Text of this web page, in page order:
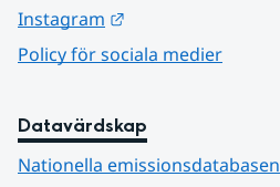
Instagram
Policy för sociala medier
Datavärdskap
Nationella emissionsdatabasen